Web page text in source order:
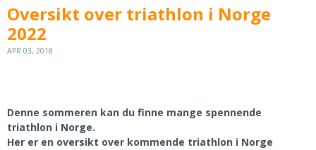
Oversikt over triathlon i Norge
2022
APR 03, 2018
Denne sommeren kan du finne mange spennende
triathlon i Norge.
Her er en oversikt over kommende triathlon i Norge